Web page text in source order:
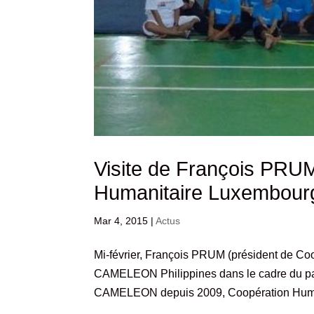
Visite de François
Humanitaire
Mar 4, 2015 |Actus
Mi-février, François PRUM (président de
CAMELEON Philippines dans le cadre du
CAMELEON depuis 2009, Coopération